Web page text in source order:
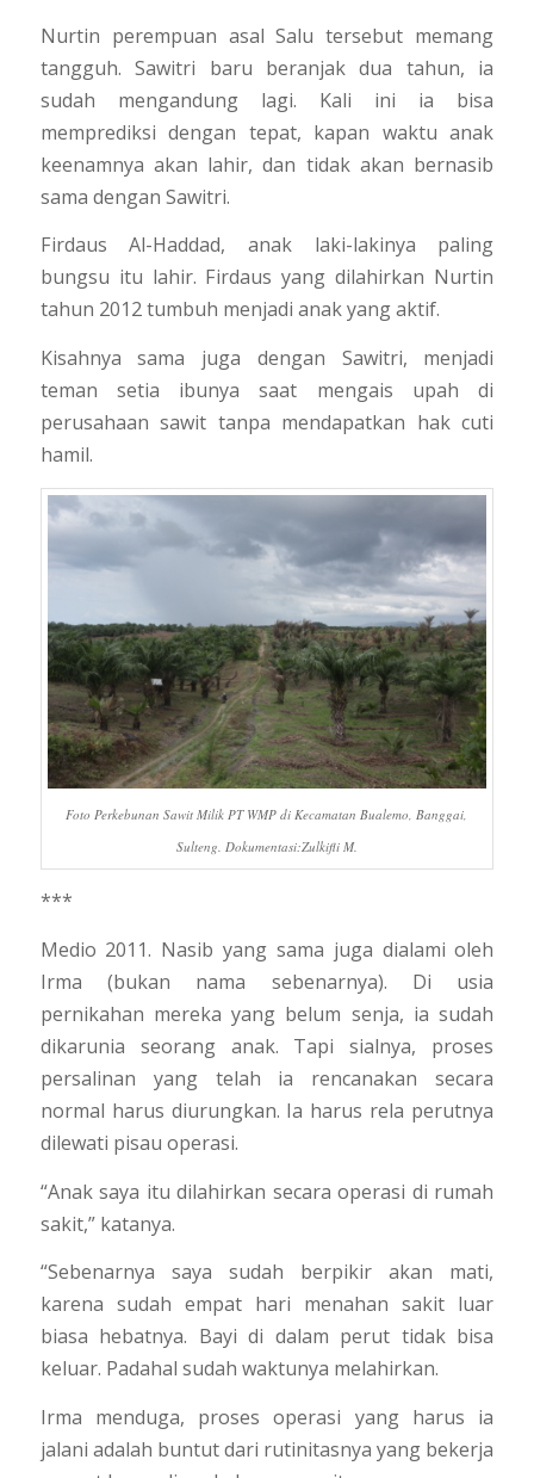
Nurtin perempuan asal Salu tersebut memang
tangguh. Sawitri baru beranjak dua tahun, ia
sudah mengandung lagi. Kali ini ia bisa
memprediksi dengan tepat, kapan waktu anak
keenamnya akan lahir, dan tidak akan bernasib
sama dengan Sawitri.
Firdaus Al-Haddad, anak laki-lakinya paling
bungsu itu lahir. Firdaus yang dilahirkan Nurtin
tahun 2012 tumbuh menjadi anak yang aktif.
Kisahnya sama juga dengan Sawitri, menjadi
teman setia ibunya saat mengais upah di
perusahaan sawit tanpa mendapatkan hak cuti
hamil.
Foto Perkebunan Sawit Milik PT WMP di Kecamatan Bualemo, Banggai,
Sulteng. Dokumentasi:Zulkifli M.
***
Medio 2011. Nasib yang sama juga dialami oleh
Irma (bukan nama sebenarnya). Di usia
pernikahan mereka yang belum senja, ia sudah
dikarunia seorang anak. Tapi sialnya, proses
persalinan yang telah ia rencanakan secara
normal harus diurungkan. Ia harus rela perutnya
dilewati pisau operasi.
“Anak saya itu dilahirkan secara operasi di rumah
sakit,” katanya.
“Sebenarnya saya sudah berpikir akan mati,
karena sudah empat hari menahan sakit luar
biasa hebatnya. Bayi di dalam perut tidak bisa
keluar. Padahal sudah waktunya melahirkan.
Irma menduga, proses operasi yang harus ia
jalani adalah buntut dari rutinitasnya yang bekerja